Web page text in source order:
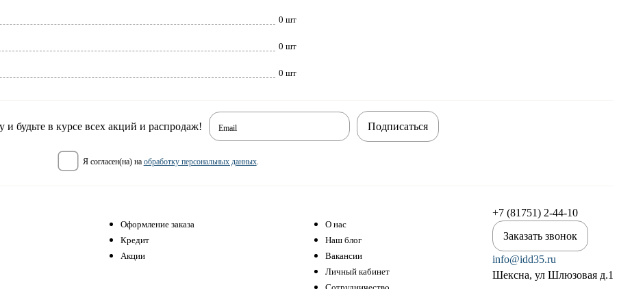
0 шт
0 шт
0 шт
будьте в курсе всех акций и распродаж! Email
я согласен(на) на обработку персональных данных.
Подписаться
Оформление заказа
Кредит
Акции
О нас
Наш блог
Вакансии
Личный кабинет
+7 (81751) 2-44-10
Заказать звонок
info@idd35.ru
Шексна, ул Шлюзовая д.1